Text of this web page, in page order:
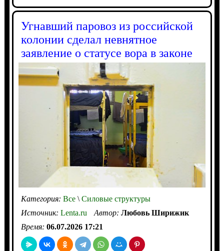
Угнавший паровоз из российской
колонии сделал невнятное
заявление о статусе вора в законе
Категория: Все\Силовые структуры
Источник: Lenta.ru Автор: Любовь Ширижик
Время: 06.07.2026 17:21